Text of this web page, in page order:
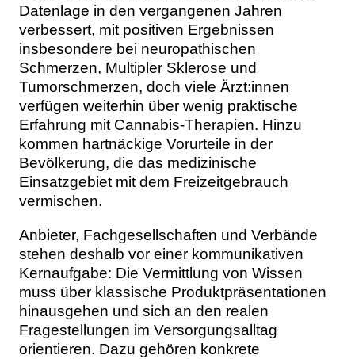
Datenlage in den vergangenen Jahren
verbessert, mit positiven Ergebnissen
insbesondere bei neuropathischen
Schmerzen, Multipler Sklerose und
Tumorschmerzen, doch viele Ärzt:innen
verfügen weiterhin über wenig praktische
Erfahrung mit Cannabis-Therapien. Hinzu
kommen hartnäckige Vorurteile in der
Bevölkerung, die das medizinische
Einsatzgebiet mit dem Freizeitgebrauch
vermischen.
Anbieter, Fachgesellschaften und Verbände
stehen deshalb vor einer kommunikativen
Kernaufgabe: Die Vermittlung von Wissen
muss über klassische Produktpräsentationen
hinausgehen und sich an den realen
Fragestellungen im Versorgungsalltag
orientieren. Dazu gehören konkrete